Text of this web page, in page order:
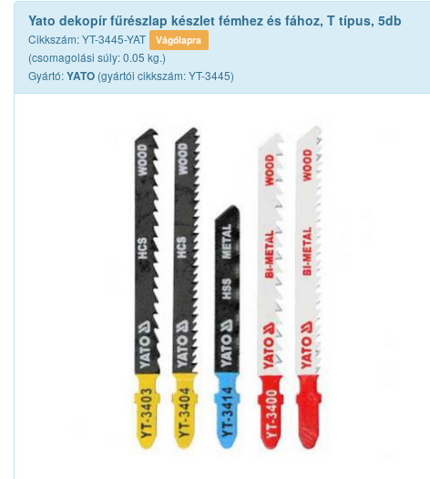
Yato dekopír fűrészlap készlet fémhez és fához, T típus, 5db
Cikkszám: YT-3445-YAT Vágólapra
(csomagolási súly: 0.05 kg.)
Gyártó:YATO (gyártói cikkszám: YT-3445)